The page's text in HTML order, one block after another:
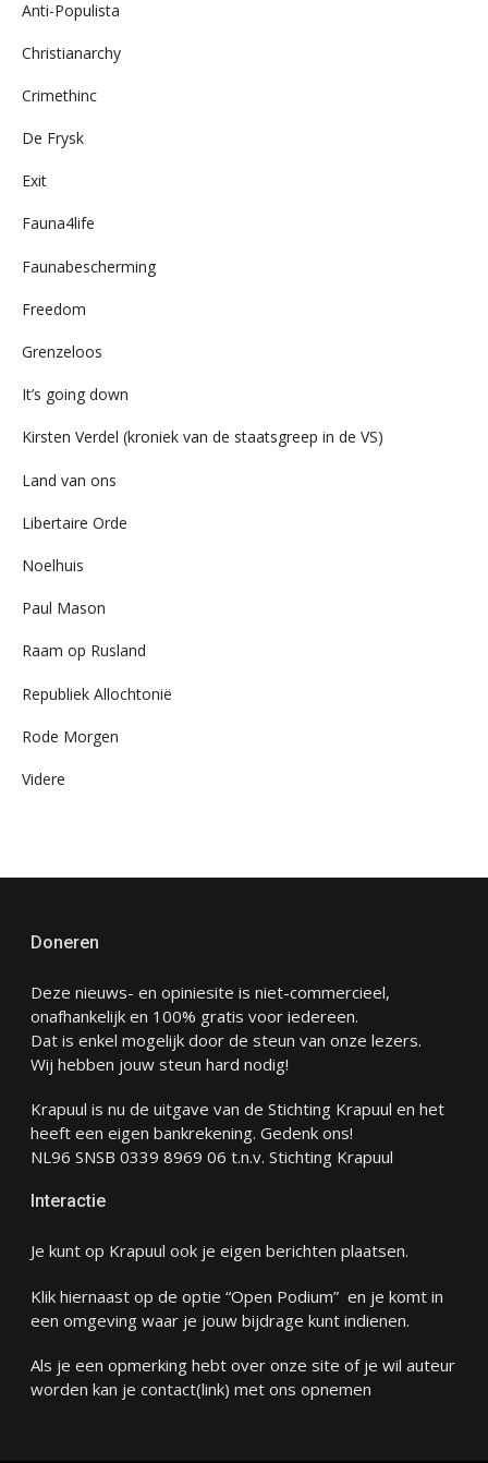
Anti-Populista
Christianarchy
Crimethinc
De Frysk
Exit
Fauna4life
Faunabescherming
Freedom
Grenzeloos
It’s going down
Kirsten Verdel (kroniek van de staatsgreep in de VS)
Land van ons
Libertaire Orde
Noelhuis
Paul Mason
Raam op Rusland
Republiek Allochtonië
Rode Morgen
Videre
Doneren
Deze nieuws- en opiniesite is niet-commercieel,
onafhankelijk en 100% gratis voor iedereen.
Dat is enkel mogelijk door de steun van onze lezers.
Wij hebben jouw steun hard nodig!
Krapuul is nu de uitgave van de Stichting Krapuul en het
heeft een eigen bankrekening. Gedenk ons!
NL96 SNSB 0339 8969 06 t.n.v. Stichting Krapuul
Interactie
Je kunt op Krapuul ook je eigen berichten plaatsen.
Klik hiernaast op de optie “Open Podium” en je komt in
een omgeving waar je jouw bijdrage kunt indienen.
Als je een opmerking hebt over onze site of je wil auteur
worden kan je contact(link) met ons opnemen